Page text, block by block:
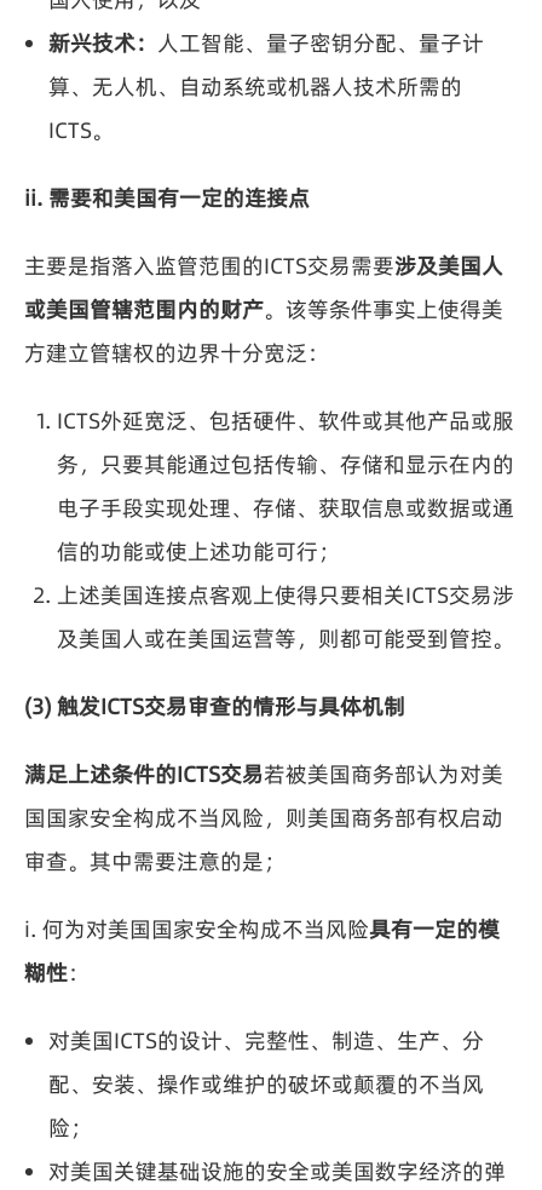
新兴技术： 人工智能、量子密钥分配、量子计
算、无人机、自动系统或机器人技术所需的
ICTS。
ii. 需要和美国有一定的连接点
主要是指落入监管范围的ICTS交易需要涉及美国人
或美国管辖范围内的财产。该等条件事实上使得美
方建立管辖权的边界十分宽泛：
ICTS外延宽泛、包括硬件、软件或其他产品或服
务，只要其能通过包括传输、存储和显示在内的
电子手段实现处理、存储、获取信息或数据或通
信的功能或使上述功能可行；
上述美国连接点客观上使得只要相关ICTS交易涉
及美国人或在美国运营等，则都可能受到管控。
(3) 触发ICTS交易审查的情形与具体机制
满足上述条件的ICTS交易若被美国商务部认为对美
国国家安全构成不当风险，则美国商务部有权启动
审查。其中需要注意的是；
i. 何为对美国国家安全构成不当风险具有一定的模
糊性：
对美国ICTS的设计、完整性、制造、生产、分
配、安装、操作或维护的破坏或颠覆的不当风
险；
对美国关键基础设施的安全或美国数字经济的弹